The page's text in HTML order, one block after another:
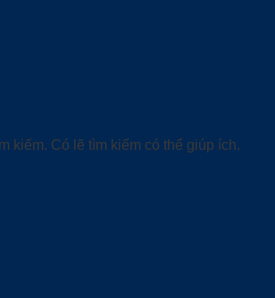
kiếm. Có lẽ tìm kiếm có thể giúp ích.